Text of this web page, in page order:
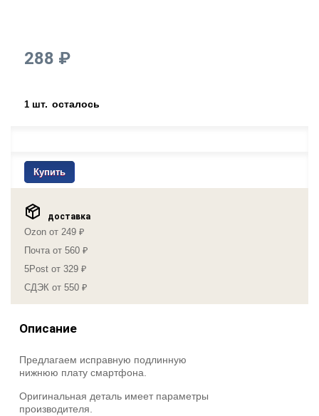
288 ₽
1 шт. осталось
Купить
доставка
Ozon от 249 ₽
Почта от 560 ₽
5Post от 329 ₽
СДЭК от 550 ₽
Описание
Предлагаем исправную подлинную
нижнюю плату смартфона.
Оригинальная деталь имеет параметры
производителя.